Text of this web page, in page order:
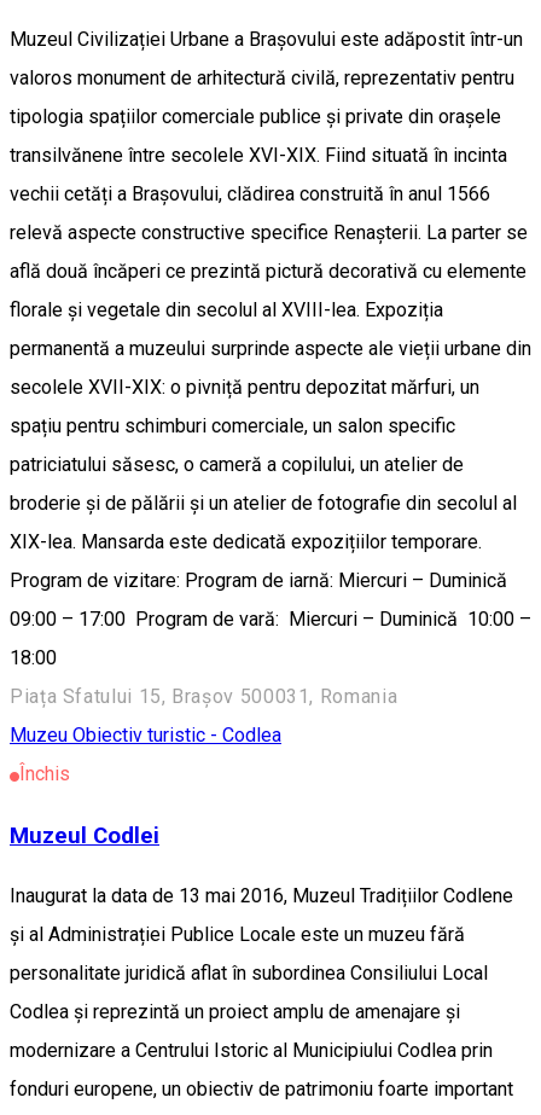
Muzeul Civilizației Urbane a Brașovului este adăpostit într-un
valoros monument de arhitectură civilă, reprezentativ pentru
tipologia spațiilor comerciale publice și private din orașele
transilvănene între secolele XVI-XIX. Fiind situată în incinta
vechii cetăți a Brașovului, clădirea construită în anul 1566
relevă aspecte constructive specifice Renașterii. La parter se
află două încăperi ce prezintă pictură decorativă cu elemente
florale și vegetale din secolul al XVIII-lea. Expoziția
permanentă a muzeului surprinde aspecte ale vieții urbane din
secolele XVII-XIX: o pivniță pentru depozitat mărfuri, un
spațiu pentru schimburi comerciale, un salon specific
patriciatului săsesc, o cameră a copilului, un atelier de
broderie și de pălării și un atelier de fotografie din secolul al
XIX-lea. Mansarda este dedicată expozițiilor temporare.
Program de vizitare: Program de iarnă: Miercuri – Duminică
09:00 – 17:00 Program de vară: Miercuri – Duminică 10:00 –
18:00
Piața Sfatului 15, Brașov 500031, Romania
Muzeu Obiectiv turistic - Codlea
Închis
Muzeul Codlei
Inaugurat la data de 13 mai 2016, Muzeul Tradițiilor Codlene
și al Administrației Publice Locale este un muzeu fără
personalitate juridică aflat în subordinea Consiliului Local
Codlea și reprezintă un proiect amplu de amenajare și
modernizare a Centrului Istoric al Municipiului Codlea prin
fonduri europene, un obiectiv de patrimoniu foarte important